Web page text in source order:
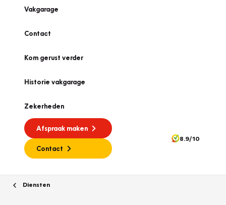
Vakgarage
Contact
Kom gerust verder
Historie vakgarage
Zekerheden
Afspraak maken
Contact
8.9/10
Diensten